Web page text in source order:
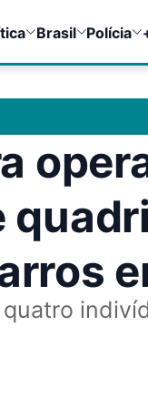
Brasil Polícia